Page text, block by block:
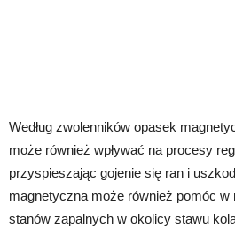
Według zwolenników opasek
może również wpływać na procesy
przyspieszając gojenie się ran i
magnetyczna może również pomóc w
stanów zapalnych w okolicy stawu